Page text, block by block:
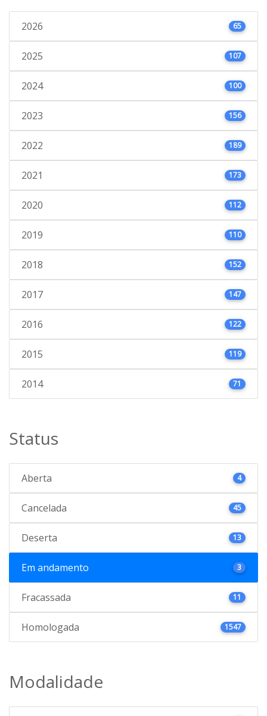
2026 65
2025 107
2024 100
2023 156
2022 189
2021 173
2020 112
2019 110
2018 152
2017 147
2016 122
2015 119
2014 71
Status
Aberta 4
Cancelada 45
Deserta 13
Em andamento 3
Fracassada 11
Homologada 1547
Modalidade